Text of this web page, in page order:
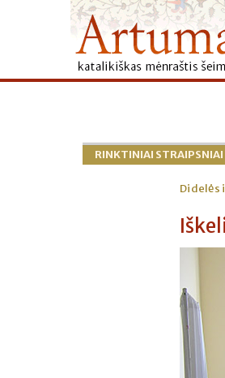
RINKTINIAI STRAIPSNIAI
Didelės